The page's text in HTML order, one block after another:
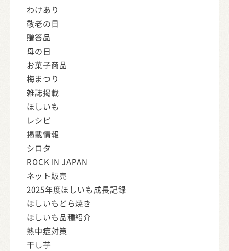
わけあり
敬老の日
贈答品
母の日
お菓子商品
梅まつり
雑誌掲載
ほしいも
レシピ
掲載情報
シロタ
ROCK IN JAPAN
ネット販売
2025年度ほしいも成長記録
ほしいもどら焼き
ほしいも品種紹介
熱中症対策
干し芋